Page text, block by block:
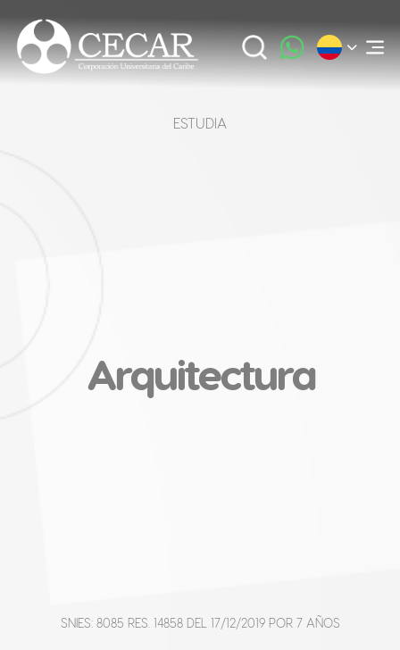
ESTUDIA
Arquitectura
SNIES: 8085 RES. 14858 DEL 17/12/2019 POR 7 AÑOS